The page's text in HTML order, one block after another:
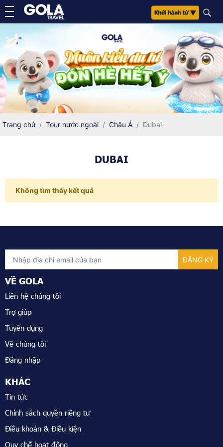
Trang chủ Tour nước ngoài Châu Á Dubai
DUBAI
Không tìm thấy kết quả
VỀ GOLA
Liên hệ chúng tôi
Trợ giúp
Tuyển dụng
Về chúng tôi
Đăng nhập
KHÁC
Tin tức
Chính sách quyền riêng tư
Điều khoản & Điều kiện
Quy chế hoạt động